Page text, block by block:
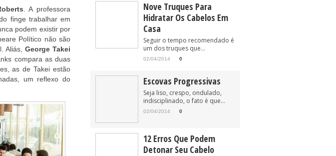
. A professora
finge trabalhar em
podem existir por
Político não são
Aliás, George Takei
compara as duas
as de Takei estão
um reflexo do
Nove Truques Para
Hidratar Os Cabelos Em
Casa
Seguir o tempo recomendado é
um dos truques que...
02/04/2014 0
Escovas Progressivas
Seja liso, crespo, ondulado,
indisciplinado, o fato é que...
02/04/2014 0
12 Erros Que Podem
Detonar Seu Cabelo